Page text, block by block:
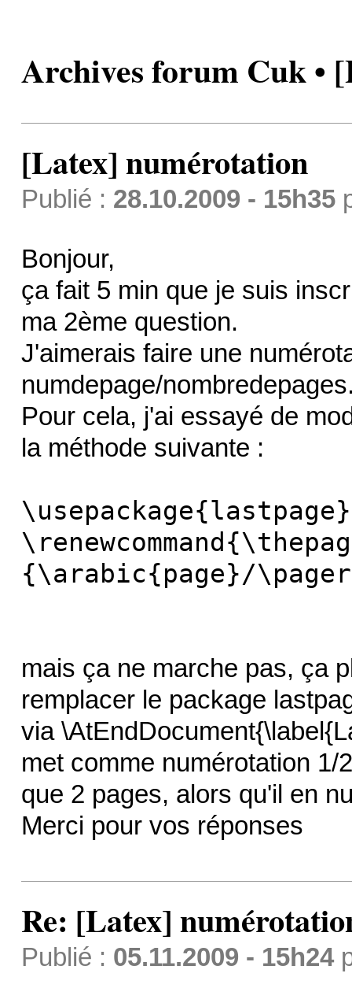
Archives forum Cuk •
[Latex] numérotation
Publié : 28.10.2009 - 15h35
Bonjour,
ça fait 5 min que je suis
ma 2ème question.
J'aimerais faire une
numdepage/
Pour cela, j'ai essayé de
la méthode suivante :
\usepackage{lastpage}
{\arabic{page}/
mais ça ne marche pas, ça
remplacer le package
via
met comme numérotation
que 2 pages, alors qu'il en
Merci pour vos réponses
Re: [Latex]
Publié : 05.11.2009 - 15h24